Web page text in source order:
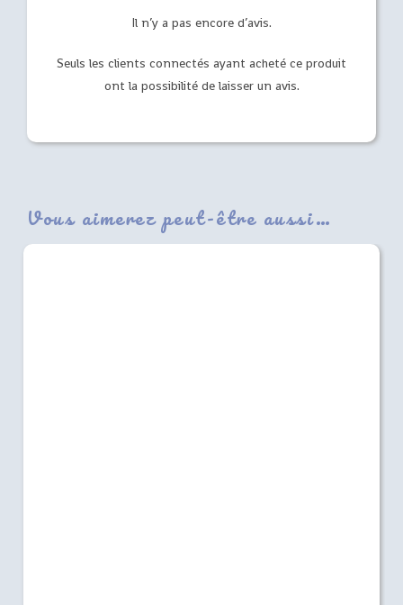
Il n’y a pas encore d’avis.
Seuls les clients connectés ayant acheté ce produit
ont la possibilité de laisser un avis.
Vous aimerez peut-être aussi…